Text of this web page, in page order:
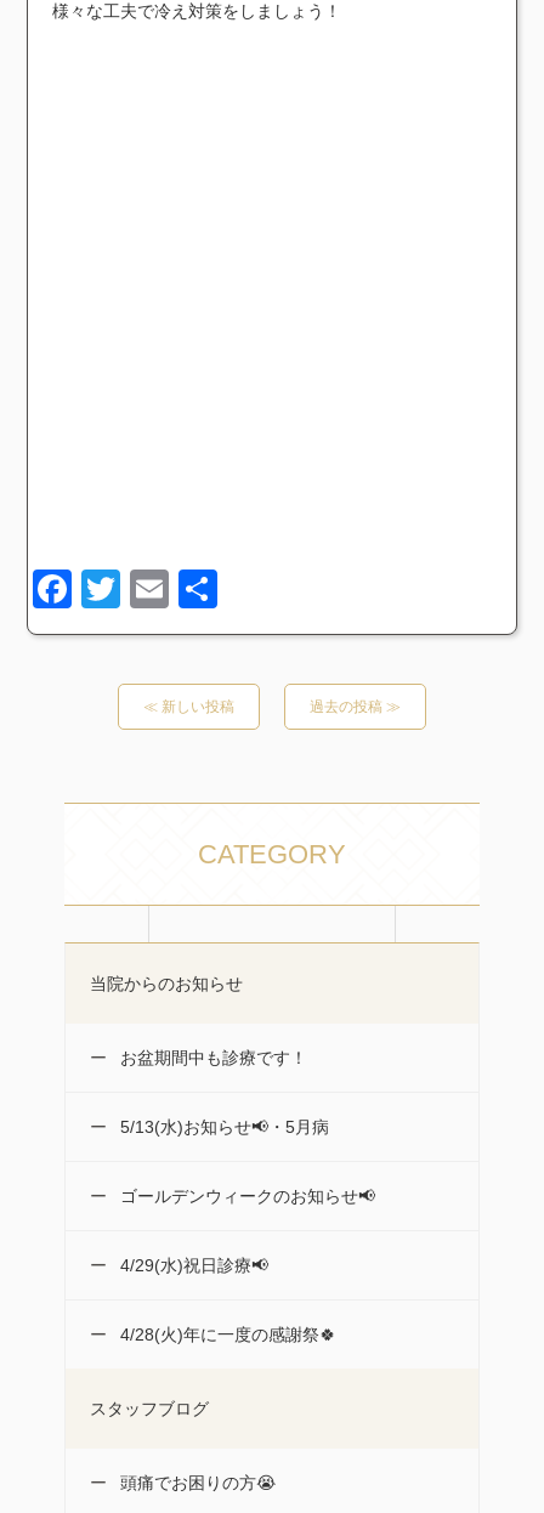
様々な工夫で冷え対策をしましょう！
Facebook
TwitterEmail
有
≪ 新しい投稿 過去の投稿 ≫
CATEGORY
当院からのお知らせ
お盆期間中も診療です！
5/13(水)お知らせ📢・5月病
ゴールデンウィークのお知らせ📢
4/29(水)祝日診療📢
4/28(火)年に一度の感謝祭🍀
スタッフブログ
頭痛でお困りの方😭